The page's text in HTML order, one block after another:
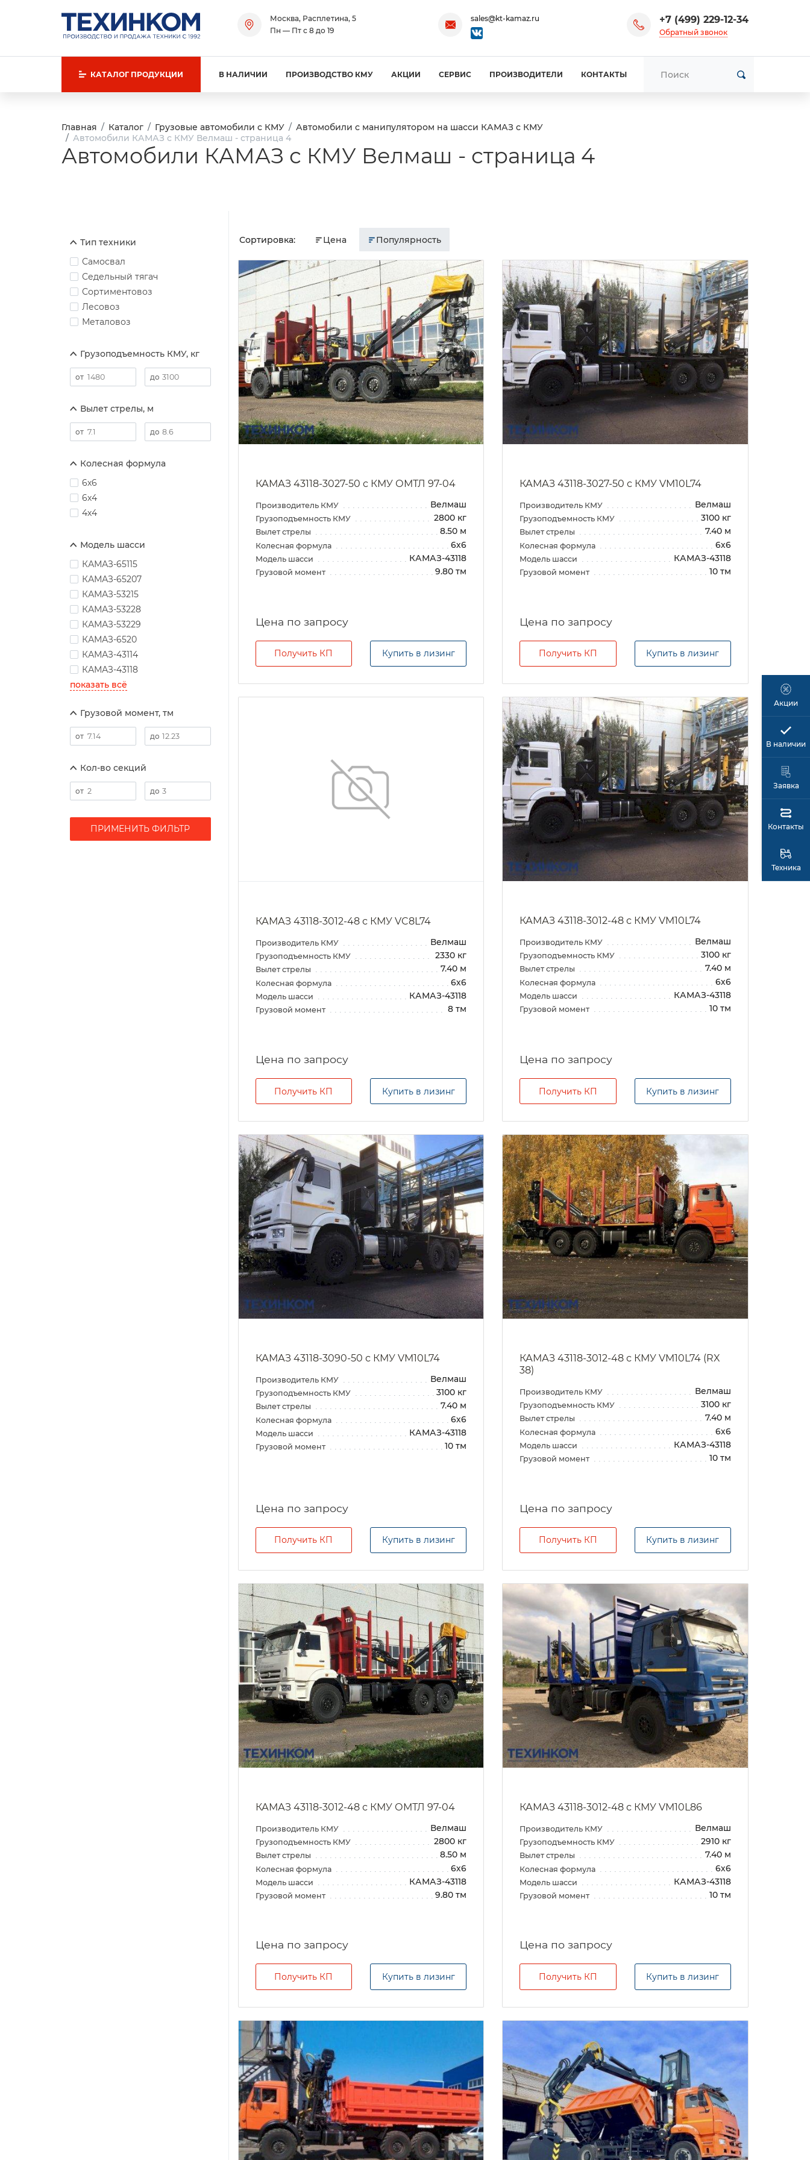
Москва, Расплетина, 5
Пн — Пт с 8 до 19
sales@kt-kamaz.ru +7 (499) 229-12-34
Обратный звонок
КАТАЛОГ ПРОДУКЦИИ В НАЛИЧИИ ПРОИЗВОДСТВО КМУ АКЦИИ СЕРВИС ПРОИЗВОДИТЕЛИ КОНТАКТЫ
Главная Каталог Грузовые автомобили с КМУ
Автомобили с манипулятором на шасси КАМАЗ с КМУ
Автомобили КАМАЗ с КМУ Велмаш - страница 4
Автомобили КАМАЗ с КМУ Велмаш - страница 4
Тип техники
Самосвал
Седельный тягач
Сортиментовоз
Лесовоз
Металовоз
Грузоподъемность КМУ, кг
Вылет стрелы, м
Колесная формула
6х6
6х4
4х4
Модель шасси
КАМАЗ-65115
КАМАЗ-65207
КАМАЗ-53215
КАМАЗ-53228
КАМАЗ-53229
КАМАЗ-6520
КАМАЗ-43114
КАМАЗ-43118
показать всё
Грузовой момент, тм
Кол-во секций
ПРИМЕНИТЬ ФИЛЬТР
Сортировка: Цена Популярность
КАМАЗ 43118-3027-50 с КМУ ОМТЛ 97-04
Производитель КМУ Велмаш
Грузоподъемность КМУ 2800 кг
Вылет стрелы 8.50 м
Колесная формула 6х6
Модель шасси КАМАЗ-43118
Грузовой момент 9.80 тм
Цена по запросу
Получить КП Купить в лизинг
КАМАЗ 43118-3027-50 с КМУ VM10L74
Производитель КМУ Велмаш
Грузоподъемность КМУ 3100 кг
Вылет стрелы 7.40 м
Колесная формула 6х6
Модель шасси КАМАЗ-43118
Грузовой момент 10 тм
Цена по запросу
Получить КП Купить в лизинг
КАМАЗ 43118-3012-48 с КМУ VC8L74
Производитель КМУ Велмаш
Грузоподъемность КМУ 2330 кг
Вылет стрелы 7.40 м
Колесная формула 6х6
Модель шасси КАМАЗ-43118
Грузовой момент 8 тм
Цена по запросу
Получить КП Купить в лизинг
КАМАЗ 43118-3012-48 с КМУ VM10L74
Производитель КМУ Велмаш
Грузоподъемность КМУ 3100 кг
Вылет стрелы 7.40 м
Колесная формула 6х6
Модель шасси КАМАЗ-43118
Грузовой момент 10 тм
Цена по запросу
Получить КП Купить в лизинг
КАМАЗ 43118-3090-50 с КМУ VM10L74
Производитель КМУ Велмаш
Грузоподъемность КМУ 3100 кг
Вылет стрелы 7.40 м
Колесная формула 6х6
Модель шасси КАМАЗ-43118
Грузовой момент 10 тм
Цена по запросу
Получить КП Купить в лизинг
КАМАЗ 43118-3012-48 с КМУ VM10L74 (RX
38)
Производитель КМУ Велмаш
Грузоподъемность КМУ 3100 кг
Вылет стрелы 7.40 м
Колесная формула 6х6
Модель шасси КАМАЗ-43118
Грузовой момент 10 тм
Цена по запросу
Получить КП Купить в лизинг
КАМАЗ 43118-3012-48 с КМУ ОМТЛ 97-04
Производитель КМУ Велмаш
Грузоподъемность КМУ 2800 кг
Вылет стрелы 8.50 м
Колесная формула 6х6
Модель шасси КАМАЗ-43118
Грузовой момент 9.80 тм
Цена по запросу
Получить КП Купить в лизинг
КАМАЗ 43118-3012-48 с КМУ VM10L86
Производитель КМУ Велмаш
Грузоподъемность КМУ 2910 кг
Вылет стрелы 7.40 м
Колесная формула 6х6
Модель шасси КАМАЗ-43118
Грузовой момент 10 тм
Цена по запросу
Получить КП Купить в лизинг
Акции
В наличии
Заявка
Техника
Контакты